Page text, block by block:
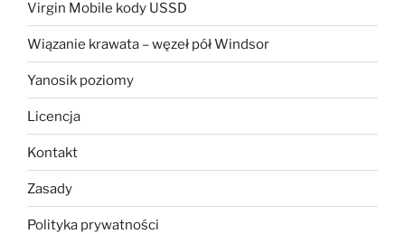
Virgin Mobile kody USSD
Wiązanie krawata – węzeł pół Windsor
Yanosik poziomy
Licencja
Kontakt
Zasady
Polityka prywatności